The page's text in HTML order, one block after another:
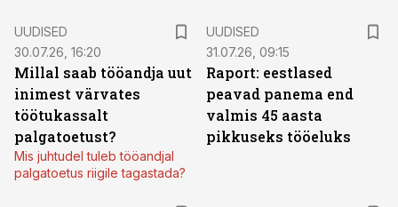
UUDISED
30.07.26, 16:20
Millal saab tööandja uut
inimest värvates
töötukassalt
palgatoetust?
Mis juhtudel tuleb tööandjal
palgatoetus riigile tagastada?
UUDISED
31.07.26, 09:15
Raport: eestlased
peavad panema end
valmis 45 aasta
pikkuseks tööeluks